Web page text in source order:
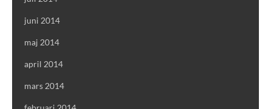
juni 2014
maj 2014
april 2014
mars 2014